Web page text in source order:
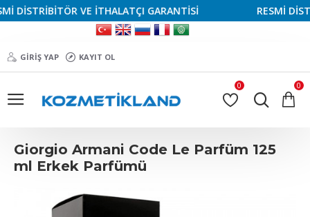
DİSTRİBİTÖR VE İTHALATÇI GARANTİSİ RESMİ
GIRIŞ YAP KAYIT OL
0 0
Giorgio Armani Code Le Parfüm 125
ml Erkek Parfümü